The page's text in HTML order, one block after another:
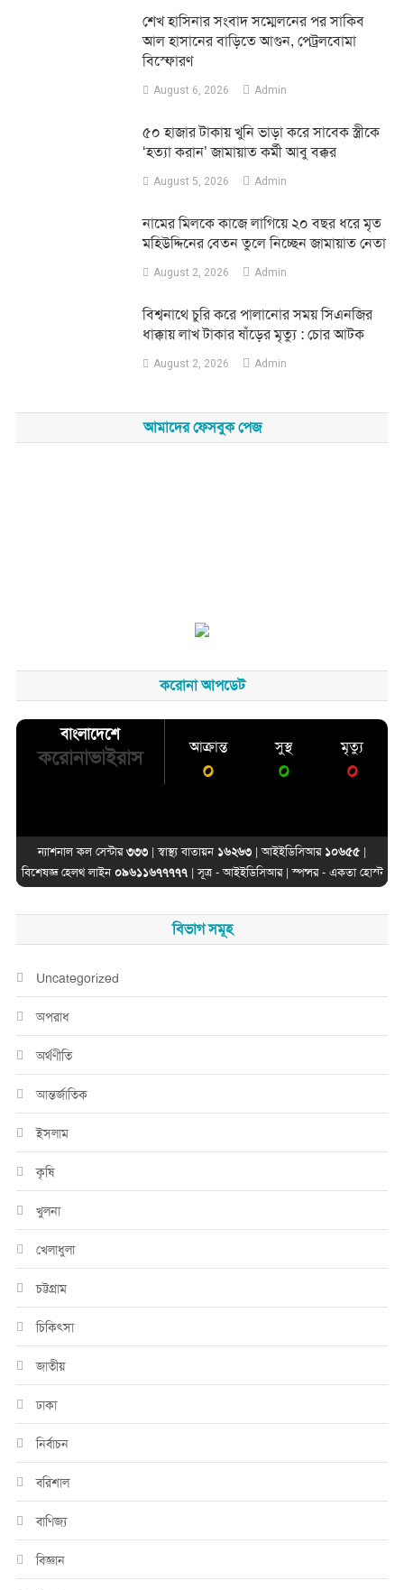
শেখ হাসিনার সংবাদ সম্মেলনের পর সাকিব
আল হাসানের বাড়িতে আগুন, পেট্রলবোমা
বিস্ফোরণ
August 6, 2026 Admin
৫০ হাজার টাকায় খুনি ভাড়া করে সাবেক স্ত্রীকে
‘হত্যা করান’ জামায়াত কর্মী আবু বক্কর
August 5, 2026 Admin
নামের মিলকে কাজে লাগিয়ে ২০ বছর ধরে মৃত
মহিউদ্দিনের বেতন তুলে নিচ্ছেন জামায়াত নেতা
August 2, 2026 Admin
‎বিশ্বনাথে চুরি করে পালানোর সময় সিএনজির
ধাক্কায় লাখ টাকার ষাঁড়ের মৃত্যু : চোর আটক
August 2, 2026 Admin
আমাদের ফেসবুক পেজ
করোনা আপডেট
বাংলাদেশে
করোনাভাইরাস আক্রান্ত
০
সুস্থ
০
মৃত্যু
০
ন্যাশনাল কল সেন্টার৩৩৩ | স্বাস্থ্য বাতায়ন ১৬২৬৩ | আইইডিসিআর ১০৬৫৫|
বিশেষজ্ঞ হেলথ লাইন ০৯৬১১৬৭৭৭৭৭| সূত্র -আইইডিসিআর| স্পন্সর - একতা হোস্ট
বিভাগ সমূহ
Uncategorized
অপরাধ
অর্থণীতি
আন্তর্জাতিক
ইসলাম
কৃষি
খুলনা
খেলাধুলা
চট্টগ্রাম
চিকিৎসা
জাতীয়
ঢাকা
নির্বাচন
বরিশাল
বাণিজ্য
বিজ্ঞান